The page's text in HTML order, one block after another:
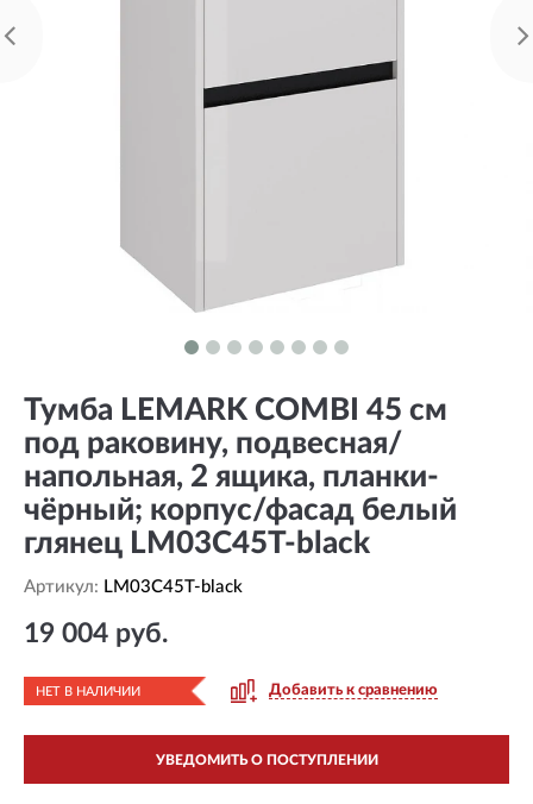
Тумба LEMARK COMBI 45 см
под раковину, подвесная/
напольная, 2 ящика, планки-
чёрный; корпус/фасад белый
глянец LM03C45T-black
Артикул: LM03C45T-black
19 004 руб.
НЕТ В НАЛИЧИИ Добавить к сравнению
УВЕДОМИТЬ О ПОСТУПЛЕНИИ